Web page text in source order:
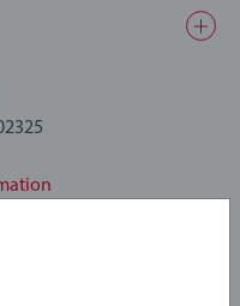
regt die Aktivität an und
Spielzeuge von
geeignet und ideale
als wir es erwarten.
die in vielen Fällen über
BRIO Infant &